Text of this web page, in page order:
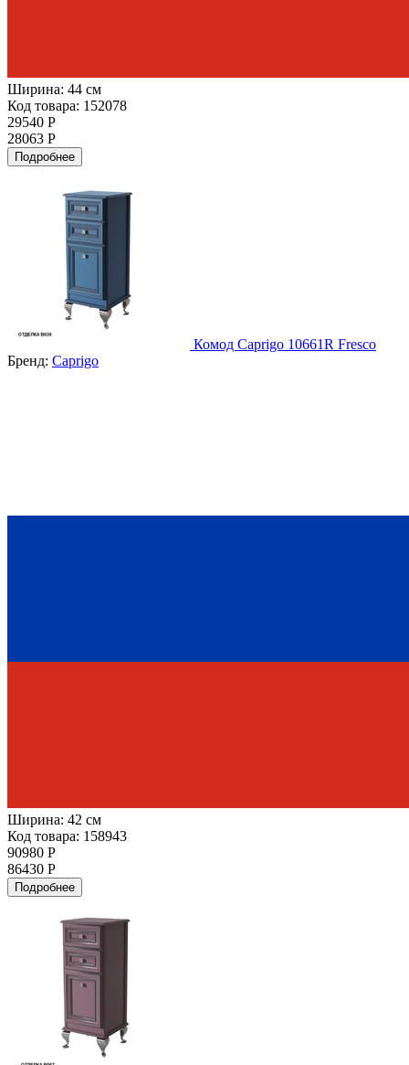
Ширина: 44 см
Код товара: 152078
29540 Р
28063 Р
Подробнее
Комод Caprigo 10661R Fresco
Бренд: Caprigo
Ширина: 42 см
Код товара: 158943
90980 Р
86430 Р
Подробнее